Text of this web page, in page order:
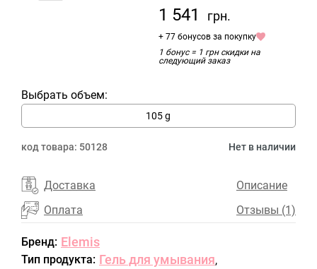
1 541 грн.
+ 77 бонусов за покупку
1 бонус = 1 грн скидки на
следующий заказ
Выбрать объем:
105 g
код товара: 50128 Нет в наличии
Доставка
Оплата
Описание
Отзывы (1)
Бренд: Elemis
Тип продукта: Гель для умывания,